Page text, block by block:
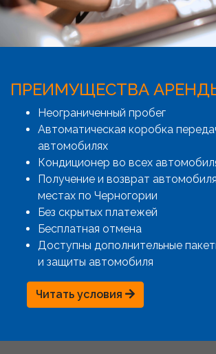
ПРЕИМУЩЕСТВА
Неограниченный пробег
Автоматическая коробка
автомобилях
Кондиционер во всех
Получение и возврат
местах по Черногории
Без скрытых платежей
Бесплатная отмена
Доступны дополнительные
и защиты автомобиля
Читать условия